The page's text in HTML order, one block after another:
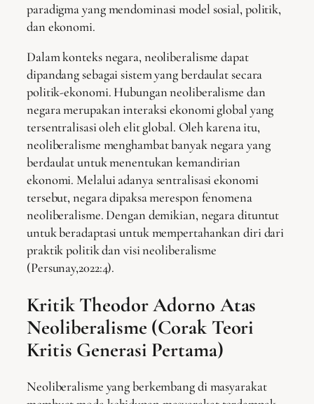
paradigma yang mendominasi model sosial, politik,
dan ekonomi.
Dalam konteks negara, neoliberalisme dapat
dipandang sebagai sistem yang berdaulat secara
politik-ekonomi. Hubungan neoliberalisme dan
negara merupakan interaksi ekonomi global yang
tersentralisasi oleh elit global. Oleh karena itu,
neoliberalisme menghambat banyak negara yang
berdaulat untuk menentukan kemandirian
ekonomi. Melalui adanya sentralisasi ekonomi
tersebut, negara dipaksa merespon fenomena
neoliberalisme. Dengan demikian, negara dituntut
untuk beradaptasi untuk mempertahankan diri dari
praktik politik dan visi neoliberalisme
(Persunay,2022:4).
Kritik Theodor Adorno Atas
Neoliberalisme (Corak Teori
Kritis Generasi Pertama)
Neoliberalisme yang berkembang di masyarakat